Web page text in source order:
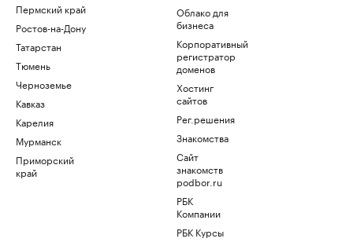
Пермский край
Ростов-на-Дону
Татарстан
Тюмень
Черноземье
Кавказ
Карелия
Мурманск
Приморский
край
Облако для
бизнеса
Корпоративный
регистратор
доменов
Хостинг
сайтов
Рег.решения
Знакомства
Сайт
знакомств
podbor.ru
РБК
Компании
РБК Курсы